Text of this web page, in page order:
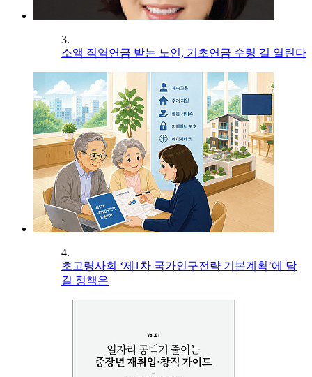
3.
소액 직역연금 받는 노인, 기초연금 수령 길 열린다
4.
초고령사회 ‘제1차 국가인구전략 기본계획’에 담
길 정책은